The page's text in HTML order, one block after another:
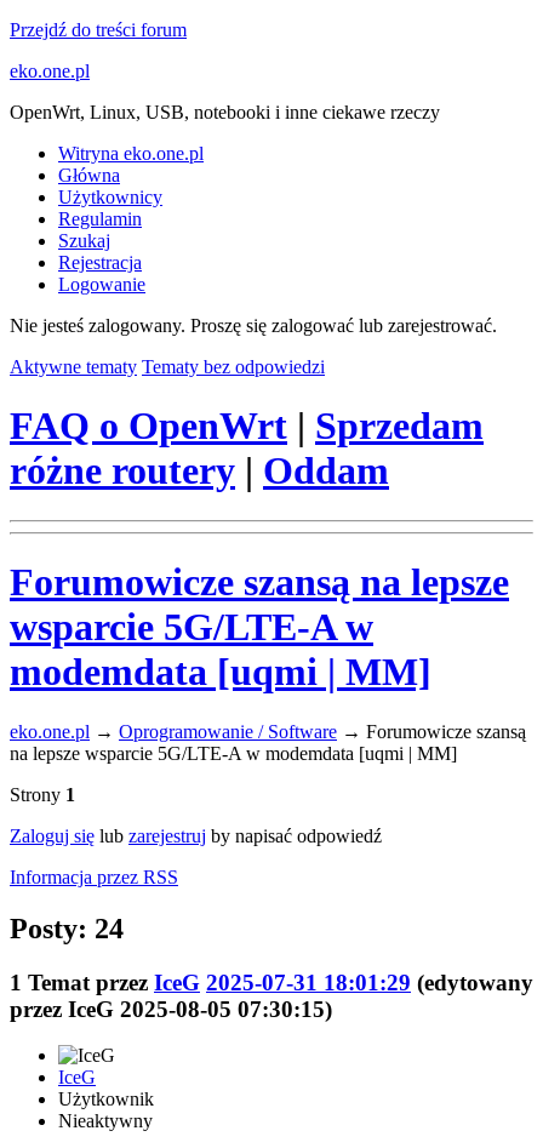
Przejdź do treści forum
eko.one.pl
OpenWrt, Linux, USB, notebooki i inne ciekawe rzeczy
Witryna eko.one.pl
Główna
Użytkownicy
Regulamin
Szukaj
Rejestracja
Logowanie
Nie jesteś zalogowany. Proszę się zalogować lub zarejestrować.
Aktywne tematy Tematy bez odpowiedzi
FAQ o OpenWrt | Sprzedam
różne routery | Oddam
Forumowicze szansą na lepsze
wsparcie 5G/LTE-A w
modemdata [uqmi | MM]
eko.one.pl → Oprogramowanie / Software → Forumowicze szansą
na lepsze wsparcie 5G/LTE-A w modemdata [uqmi | MM]
Strony 1
Zaloguj się lub zarejestruj by napisać odpowiedź
Informacja przez RSS
Posty: 24
1 Temat przez IceG 2025-07-31 18:01:29 (edytowany
przez IceG 2025-08-05 07:30:15)
IceG
Użytkownik
Nieaktywny